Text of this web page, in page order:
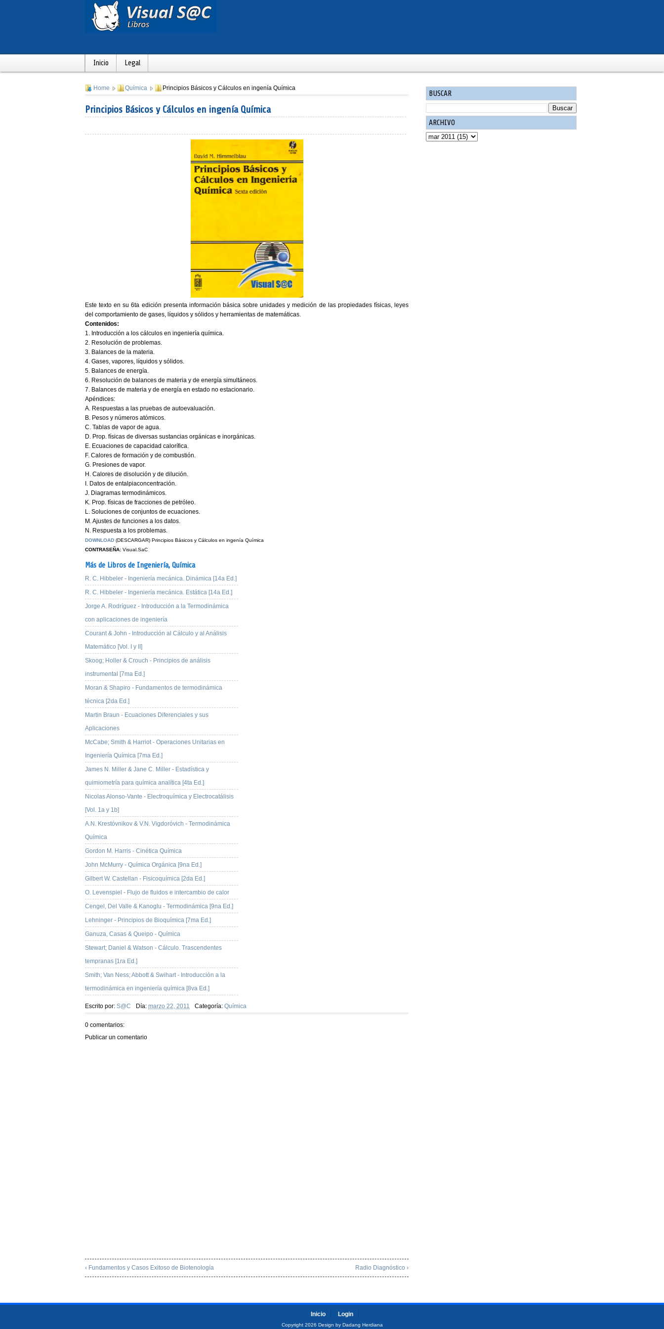
Inicio Legal
Home Química Principios Básicos y Cálculos en ingenía Química
Principios Básicos y Cálculos en ingenía Química
Este texto en su 6ta edición presenta información básica sobre unidades y medición de las propiedades físicas, leyes
del comportamiento de gases, líquidos y sólidos y herramientas de matemáticas.
Contenidos:
1. Introducción a los cálculos en ingeniería química.
2. Resolución de problemas.
3. Balances de la materia.
4. Gases, vapores, líquidos y sólidos.
5. Balances de energía.
6. Resolución de balances de materia y de energía simultáneos.
7. Balances de materia y de energía en estado no estacionario.
Apéndices:
A. Respuestas a las pruebas de autoevaluación.
B. Pesos y números atómicos.
C. Tablas de vapor de agua.
D. Prop. físicas de diversas sustancias orgánicas e inorgánicas.
E. Ecuaciones de capacidad calorífica.
F. Calores de formación y de combustión.
G. Presiones de vapor.
H. Calores de disolución y de dilución.
I. Datos de entalpiaconcentración.
J. Diagramas termodinámicos.
K. Prop. físicas de fracciones de petróleo.
L. Soluciones de conjuntos de ecuaciones.
M. Ajustes de funciones a los datos.
N. Respuesta a los problemas.
DOWNLOAD (DESCARGAR) Principios Básicos y Cálculos en ingenía Química
CONTRASEÑA: Visual.SaC
Más de Libros de Ingeniería, Química
R. C. Hibbeler - Ingeniería mecánica. Dinámica [14a Ed.]
R. C. Hibbeler - Ingeniería mecánica. Estática [14a Ed.]
Jorge A. Rodríguez - Introducción a la Termodinámica
con aplicaciones de ingeniería
Courant & John - Introducción al Cálculo y al Análisis
Matemático [Vol. I y II]
Skoog; Holler & Crouch - Principios de análisis
instrumental [7ma Ed.]
Moran & Shapiro - Fundamentos de termodinámica
técnica [2da Ed.]
Martin Braun - Ecuaciones Diferenciales y sus
Aplicaciones
McCabe; Smith & Harriot - Operaciones Unitarias en
Ingeniería Química [7ma Ed.]
James N. Miller & Jane C. Miller - Estadística y
quimiometría para química analítica [4ta Ed.]
Nicolas Alonso-Vante - Electroquímica y Electrocatálisis
[Vol. 1a y 1b]
A.N. Krestóvnikov & V.N. Vigdoróvich - Termodinámica
Química
Gordon M. Harris - Cinética Química
John McMurry - Química Orgánica [9na Ed.]
Gilbert W. Castellan - Fisicoquímica [2da Ed.]
O. Levenspiel - Flujo de fluidos e intercambio de calor
Cengel, Del Valle & Kanoglu - Termodinámica [9na Ed.]
Lehninger - Principios de Bioquímica [7ma Ed.]
Ganuza, Casas & Queipo - Química
Stewart; Daniel & Watson - Cálculo. Trascendentes
tempranas [1ra Ed.]
Smith; Van Ness; Abbott & Swihart - Introducción a la
termodinámica en ingeniería química [8va Ed.]
Escrito por: S@C Día: marzo 22, 2011 Categoría: Química
0 comentarios:
Publicar un comentario
‹ Fundamentos y Casos Exitoso de Biotenología Radio Diagnóstico ›
BUSCAR
ARCHIVO
Inicio Login
Copyright 2026 Design by Dadang Herdiana